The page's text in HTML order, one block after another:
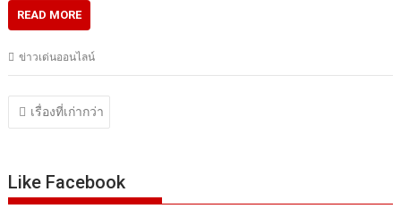
READ MORE
ข่าวเด่นออนไลน์
แนะแนว
เรื่อง
เรื่องที่เก่ากว่า
Like Facebook